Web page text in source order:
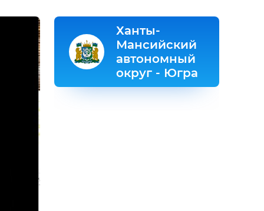
Ханты-
Мансийский
автономный
округ - Югра